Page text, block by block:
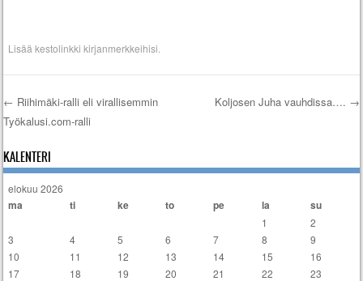
Lisääkestolinkki kirjanmerkkeihisi.
Artikkelien selaus
← Riihimäki-ralli eli virallisemmin
Työkalusi.com-ralli
Koljosen Juha vauhdissa…. →
KALENTERI
elokuu 2026
ma ti ke to pe la su
1
2
3
4 5 6 7 8
9
10
11 12 13 14 15
16
17
18 19 20 21 22
23